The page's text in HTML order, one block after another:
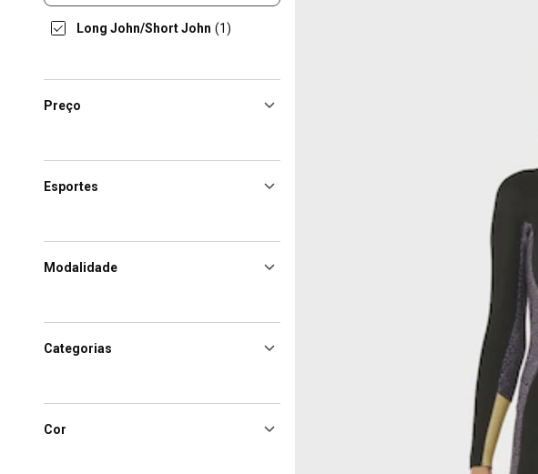
Long John/Short John (1)
Preço
Esportes
Modalidade
Categorias
Cor